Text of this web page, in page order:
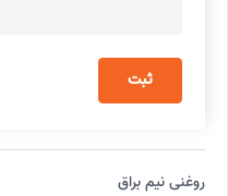
روغنی نیم براق